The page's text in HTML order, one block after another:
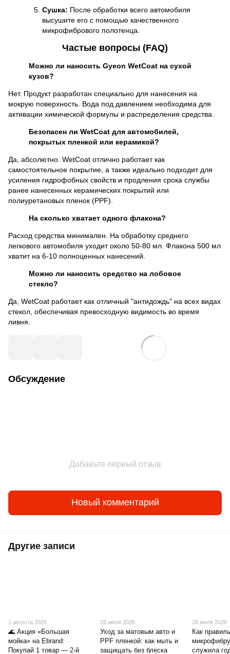
Сушка: После обработки всего автомобиля
высушите его с помощью качественного
микрофибрового полотенца.
Частые вопросы (FAQ)
Можно ли наносить Gyeon WetCoat на сухой
кузов?
Нет. Продукт разработан специально для нанесения на
мокрую поверхность. Вода под давлением необходима для
активации химической формулы и распределения средства.
Безопасен ли WetCoat для автомобилей,
покрытых пленкой или керамикой?
Да, абсолютно. WetCoat отлично работает как
самостоятельное покрытие, а также идеально подходит для
усиления гидрофобных свойств и продления срока службы
ранее нанесенных керамических покрытий или
полиуретановых пленок (PPF).
На сколько хватает одного флакона?
Расход средства минимален. На обработку среднего
легкового автомобиля уходит около 50-80 мл. Флакона 500 мл
хватит на 6-10 полноценных нанесений.
Можно ли наносить средство на лобовое
стекло?
Да, WetCoat работает как отличный "антидождь" на всех видах
стекол, обеспечивая превосходную видимость во время
ливня.
Обсуждение
Добавьте первый отзыв
Новый комментарий
Другие записи
1 августа 2026
🌊 Акция «Большая
мойка» на Ebrand:
Покупай 1 товар — 2-й
28 июля 2026
Уход за матовым авто и
PPF пленкой: как мыть и
защищать без блеска
28 июля 2026
Как
служила